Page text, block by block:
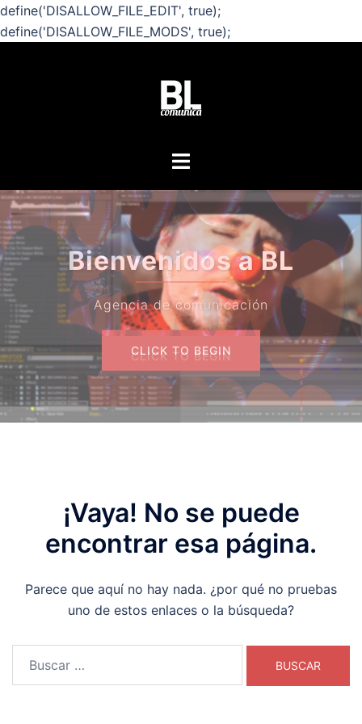
define('DISALLOW_FILE_EDIT', true);
define('DISALLOW_FILE_MODS', true);
Alternar
Bienvenidos a BL
Agencia de comunicación
CLICK TO BEGIN
CLICK TO BEGIN
¡Vaya! No se puede
encontrar esa página.
Parece que aquí no hay nada. ¿por qué no pruebas
uno de estos enlaces o la búsqueda?